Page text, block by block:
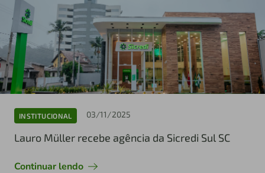
INSTITUCIONAL 03/11/2025
Lauro Müller recebe agência da Sicredi Sul SC
Continuar lendo